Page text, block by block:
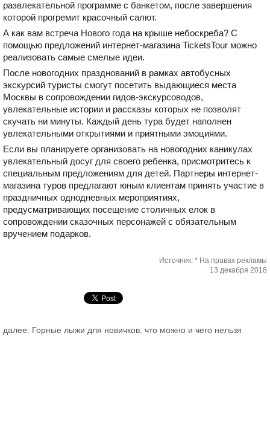
развлекательной программе с банкетом, после завершения
которой прогремит красочный салют.
А как вам встреча Нового года на крыше небоскреба? С
помощью предложений интернет-магазина TicketsTour можно
реализовать самые смелые идеи.
После новогодних празднований в рамках автобусных
экскурсий туристы смогут посетить выдающиеся места
Москвы в сопровождении гидов-экскурсоводов,
увлекательные истории и рассказы которых не позволят
скучать ни минуты. Каждый день тура будет наполнен
увлекательными открытиями и приятными эмоциями.
Если вы планируете организовать на новогодних каникулах
увлекательный досуг для своего ребенка, присмотритесь к
специальным предложениям для детей. Партнеры интернет-
магазина туров предлагают юным клиентам принять участие в
праздничных однодневных мероприятиях,
предусматривающих посещение столичных елок в
сопровождении сказочных персонажей с обязательным
вручением подарков.
Источник: * На правах рекламы
13 декабря 2018
далее: Горные лыжи для новичков: что можно и чего нельзя